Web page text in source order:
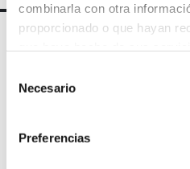
combinarla con otra
proporcionado o que hayan
Necesario
Preferencias